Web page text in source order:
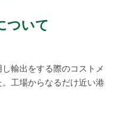
ついて
輸出をする際のコストメ
工場からなるだけ近い港